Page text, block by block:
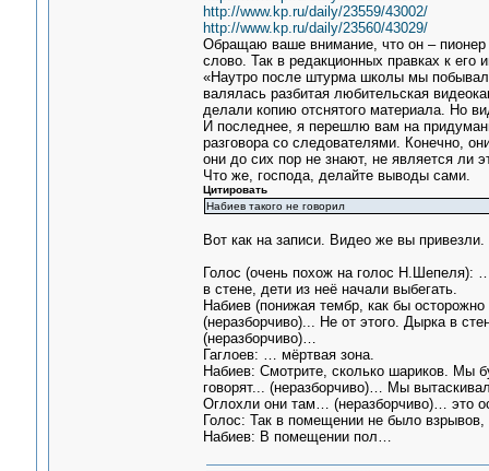
http://www.kp.ru/daily/23559/43002/
http://www.kp.ru/daily/23560/43029/
Обращаю ваше внимание, что он –
слово. Так в редакционных правках к его
«Наутро после штурма школы мы
валялась разбитая любительская
делали копию отснятого материала. Но
И последнее, я перешлю вам на
разговора со следователями. Конечно,
они до сих пор не знают, не является ли
Что же, господа, делайте выводы сами.
Цитировать
Набиев такого не говорил
Вот как на записи. Видео же вы привезли.
Голос (очень похож на голос Н.Шепеля):
в стене, дети из неё начали выбегать.
Набиев (понижая тембр, как бы
(неразборчиво)... Не от этого. Дырка в
(неразборчиво)…
Гаглоев: … мёртвая зона.
Набиев: Смотрите, сколько шариков. Мы
говорят... (неразборчиво)… Мы
Оглохли они там… (неразборчиво)… это
Голос: Так в помещении не было взрывов,
Набиев: В помещении пол…